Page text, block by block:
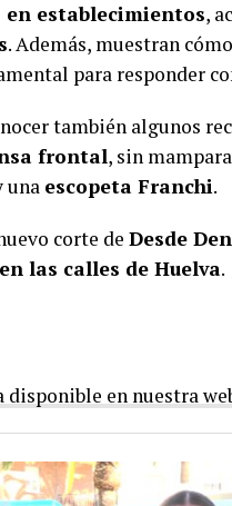
en establecimientos,
. Además, muestran
para responder
también algunos
frontal, sin
una escopeta Franchi.
corte de Desde
las calles de Huelva.
disponible en nuestra